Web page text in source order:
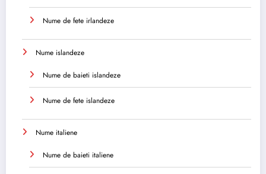
Nume de fete irlandeze
Nume islandeze
Nume de baieti islandeze
Nume de fete islandeze
Nume italiene
Nume de baieti italiene